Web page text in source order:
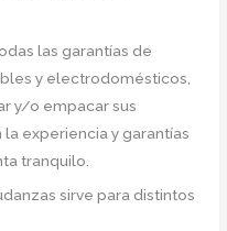
las garantías de
y electrodomésticos,
y/o empacar sus
experiencia y garantías
tranquilo.
sirve para distintos